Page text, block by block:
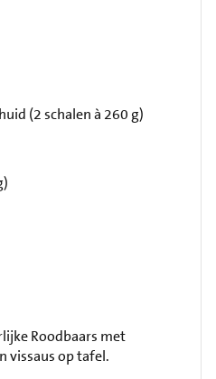
(2 schalen à 260 g)
Roodbaars met
vissaus op tafel.